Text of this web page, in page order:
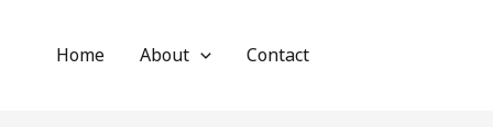
Home About Contact